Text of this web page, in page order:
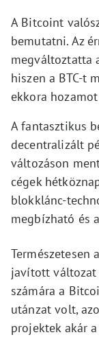
A Bitcoint
bemutatni. Az
megváltoztatta
hiszen a BTC-t
ekkora
A fantasztikus
decentralizált
változáson
cégek
blokklánc-
megbízható és
Természetesen
javított
számára a
utánzat volt,
projektek akár